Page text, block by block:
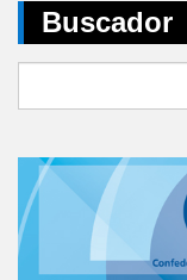
Buscador